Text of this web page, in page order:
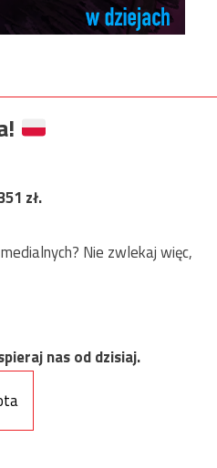
zł.
Nie zwlekaj więc,
nas od dzisiaj.